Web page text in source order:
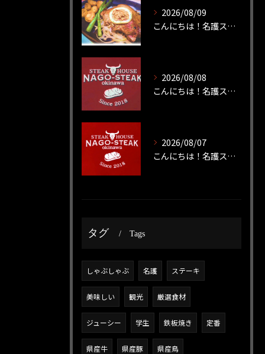
2026/08/09
こんにちは！名護ステーキです！
2026/08/08
こんにちは！名護ステーキです！
2026/08/07
こんにちは！名護ステーキです！
タグ Tags
しゃぶしゃぶ 名護 ステーキ
美味しい 観光 厳選食材
ジューシー 学生 鉄板焼き 定番
県産牛 県産豚 県産鳥